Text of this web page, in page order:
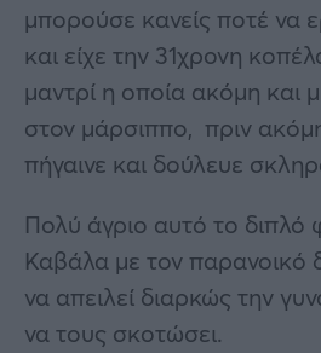
μπορούσε κανείς ποτέ να
και είχε την 31χρονη
μαντρί η οποία ακόμη και
στον μάρσιππο, πριν
πήγαινε και δούλευε
Πολύ άγριο αυτό το διπλό
Καβάλα με τον παρανοικό
να απειλεί διαρκώς την
να τους σκοτώσει.